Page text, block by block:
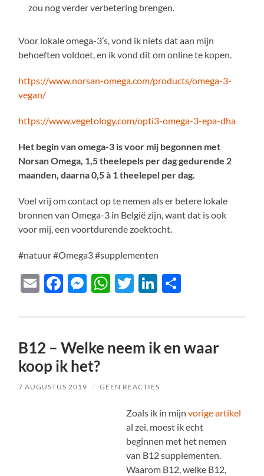
zou nog verder verbetering brengen.
Voor lokale omega-3’s, vond ik niets dat aan mijn
behoeften voldoet, en ik vond dit om online te kopen.
https://www.norsan-omega.com/products/omega-3-
vegan/
https://www.vegetology.com/opti3-omega-3-epa-dha
Het begin van omega-3 is voor mij begonnen met
Norsan Omega, 1,5 theelepels per dag gedurende 2
maanden, daarna 0,5 à 1 theelepel per dag.
Voel vrij om contact op te nemen als er betere lokale
bronnen van Omega-3 in België zijn, want dat is ook
voor mij, een voortdurende zoektocht.
#natuur #Omega3 #supplementen
EmailFacebook
Messenger
WhatsApp
TwitterLinkedIn
B12 – Welke neem ik en waar
koop ik het?
7 AUGUSTUS 2019 / GEEN REACTIES
Zoals ik in mijnvorige artikel
al zei, moest ik echt
beginnen met het nemen
van B12 supplementen.
Waarom B12, welke B12,